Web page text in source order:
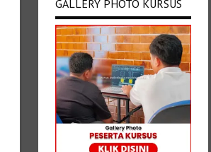
GALLERY PHOTO KURSUS